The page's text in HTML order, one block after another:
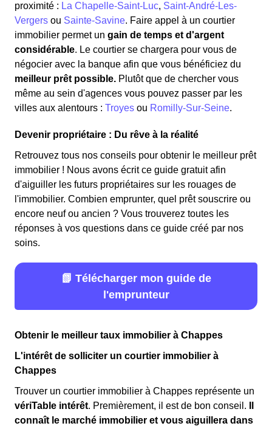
proximité : La Chapelle-Saint-Luc, Saint-André-Les-
Vergers ou Sainte-Savine. Faire appel à un courtier
immobilier permet un gain de temps et d'argent
considérable. Le courtier se chargera pour vous de
négocier avec la banque afin que vous bénéficiez du
meilleur prêt possible. Plutôt que de chercher vous
même au sein d'agences vous pouvez passer par les
villes aux alentours : Troyes ou Romilly-Sur-Seine.
Devenir propriétaire : Du rêve à la réalité
Retrouvez tous nos conseils pour obtenir le meilleur prêt
immobilier ! Nous avons écrit ce guide gratuit afin
d'aiguiller les futurs propriétaires sur les rouages de
l'immobilier. Combien emprunter, quel prêt souscrire ou
encore neuf ou ancien ? Vous trouverez toutes les
réponses à vos questions dans ce guide créé par nos
soins.
📗 Télécharger mon guide de
l'emprunteur
Obtenir le meilleur taux immobilier à Chappes
L'intérêt de solliciter un courtier immobilier à
Chappes
Trouver un courtier immobilier à Chappes représente un
vériTable intérêt. Premièrement, il est de bon conseil.
connaît le marché immobilier et vous aiguillera dans